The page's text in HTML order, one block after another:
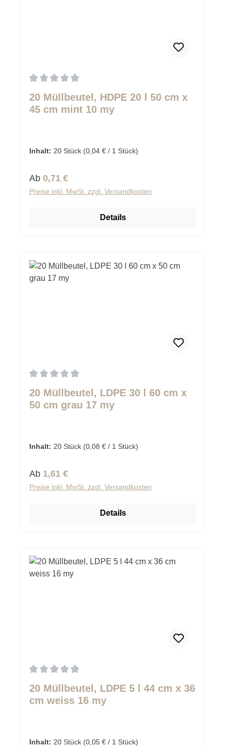
20 Müllbeutel, HDPE 20 l 50 cm x
45 cm mint 10 my
Inhalt: 20 Stück (0,04 € / 1 Stück)
Regulärer Preis:
Ab 0,71 €
Preise inkl. MwSt. zzgl. Versandkosten
Details
20 Müllbeutel, LDPE 30 l 60 cm x
50 cm grau 17 my
Inhalt: 20 Stück (0,08 € / 1 Stück)
Regulärer Preis:
Ab 1,61 €
Preise inkl. MwSt. zzgl. Versandkosten
Details
20 Müllbeutel, LDPE 5 l 44 cm x 36
cm weiss 16 my
Inhalt: 20 Stück (0,05 € / 1 Stück)